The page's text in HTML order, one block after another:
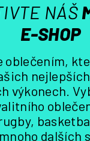
p
i
s
NÁŠ
E-SHOP
oblečením,
nejlepších
výkonech.
dalších